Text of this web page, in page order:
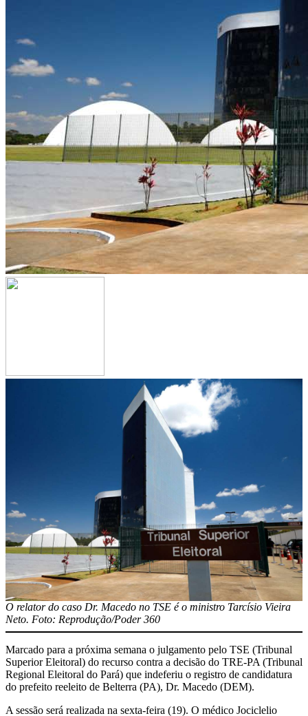
O relator do caso Dr. Macedo no TSE é o ministro Tarcísio Vieira
Neto. Foto: Reprodução/Poder 360
Marcado para a próxima semana o julgamento pelo TSE (Tribunal
Superior Eleitoral) do recurso contra a decisão do TRE-PA (Tribunal
Regional Eleitoral do Pará) que indeferiu o registro de candidatura
do prefeito reeleito de Belterra (PA), Dr. Macedo (DEM).
A sessão será realizada na sexta-feira (19). O médico Jociclelio